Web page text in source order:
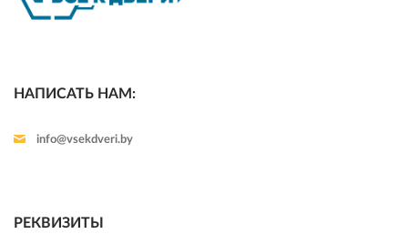
НАПИСАТЬ НАМ:
info@vsekdveri.by
РЕКВИЗИТЫ